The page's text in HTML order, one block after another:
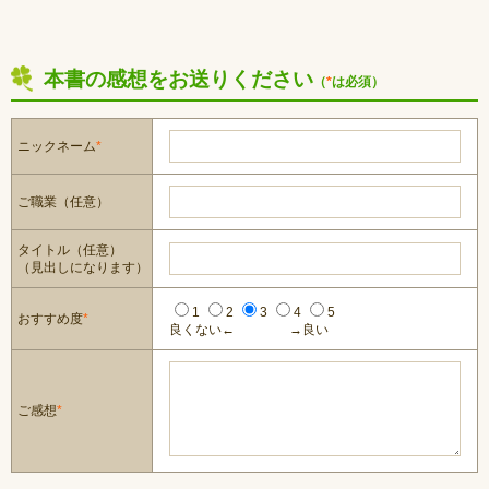
本書の感想をお送りください （*は必須）
ニックネーム*
ご職業（任意）
タイトル（任意）
（見出しになります）
おすすめ度* 1 2 3 4
5
良くない←
→良い
ご感想*